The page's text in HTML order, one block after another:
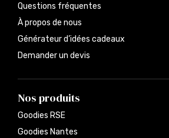
Questions fréquentes
À propos de nous
Générateur d’idées cadeaux
Demander un devis
Nos produits
Goodies RSE
Goodies Nantes